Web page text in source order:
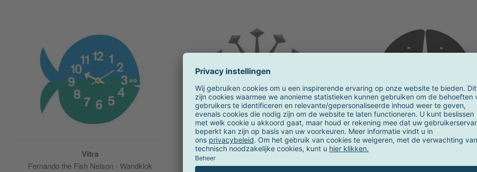
Vitra
Fernando the Fish Nelson - Wandklok
Vitra
Polygon Clock Nelson - Wandklok Petal Clock Nelson - Wandklok